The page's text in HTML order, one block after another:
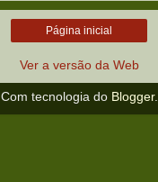
Página inicial
Ver a versão da Web
Com tecnologia do Blogger.